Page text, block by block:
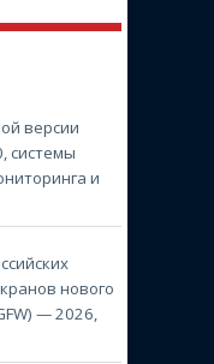
версии
системы
и
нового
— 2026,